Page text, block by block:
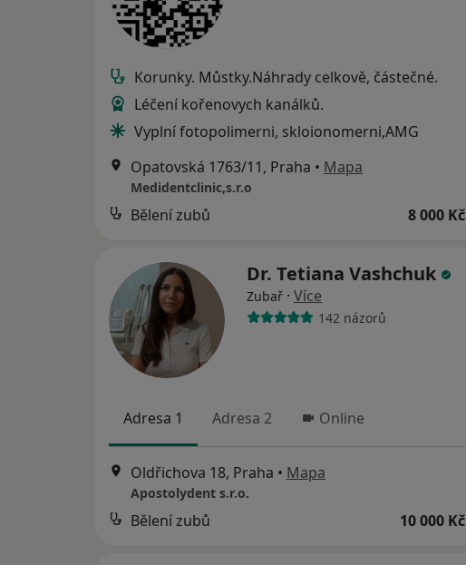
Korunky. Můstky.Náhrady celkově, částečné.
Léčení kořenovych kanálků.
Vyplní fotopolimerni, skloionomerni,AMG
Opatovská 1763/11, Praha • Mapa
Medidentclinic,s.r.o
Bělení zubů 8 000 Kč
Dr. Tetiana Vashchuk
Zubař · Více
142 názorů
Adresa 1 Adresa 2 Online
Oldřichova 18, Praha • Mapa
Apostolydent s.r.o.
Bělení zubů 10 000 Kč